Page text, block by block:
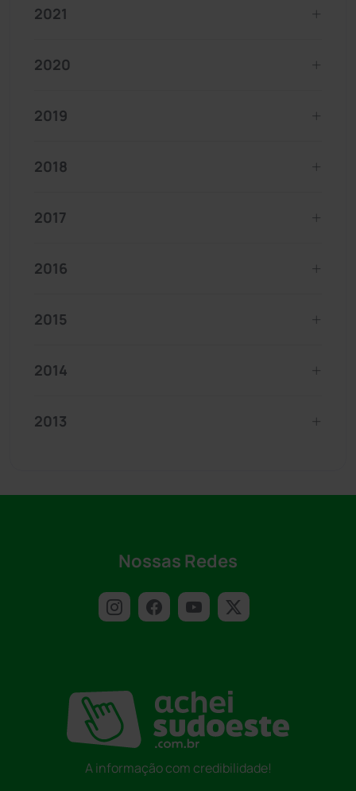
2021
2020
2019
2018
2017
2016
2015
2014
2013
Nossas Redes
A informação com credibilidade!